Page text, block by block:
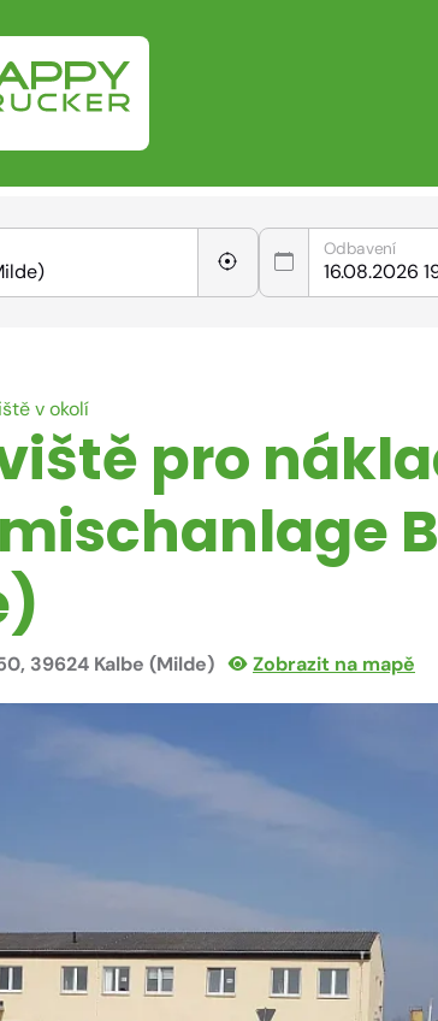
Odbavení
v okolí
pro
39624 Kalbe (Milde) Zobrazit na mapě